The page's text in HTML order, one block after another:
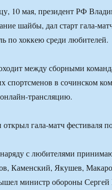
10 мая, президент РФ
шайбы, дал старт гала-
по хоккею среди любителей.
между сборными
спортсменов в сочинском
трансляцию.
с любителями
Каменский, Якушев,
министр обороны